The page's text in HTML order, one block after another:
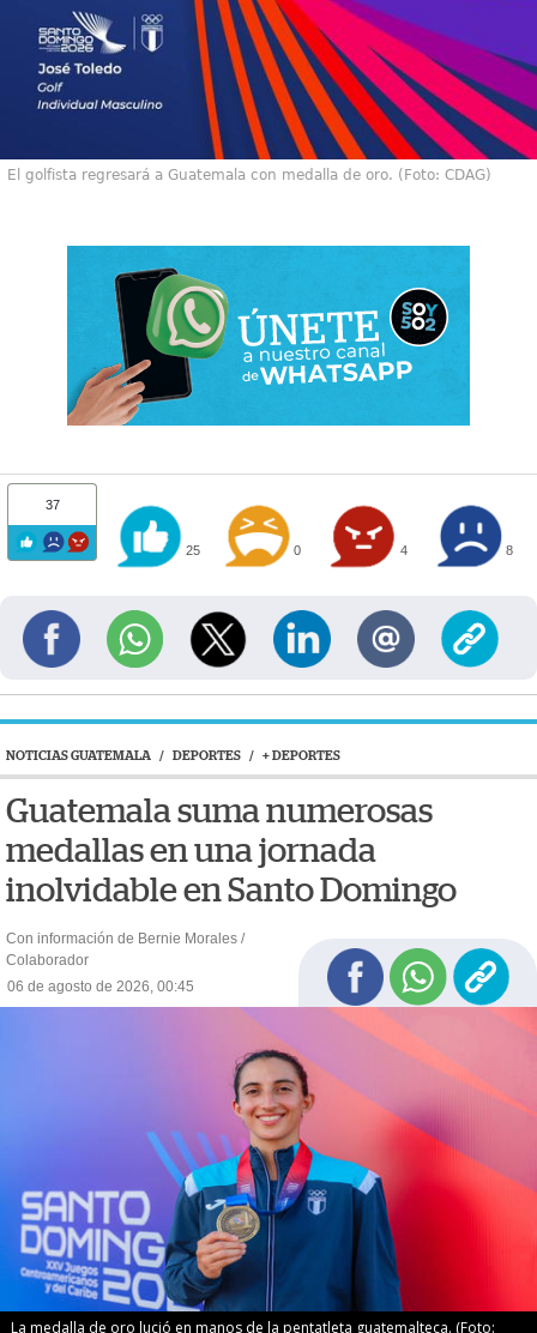
El golfista regresará a Guatemala con medalla de oro. (Foto: CDAG)
37
25 0 4 8
NOTICIAS GUATEMALA / DEPORTES / + DEPORTES
Guatemala suma numerosas
medallas en una jornada
inolvidable en Santo Domingo
Con información de Bernie Morales /
Colaborador
06 de agosto de 2026, 00:45
La medalla de oro lució en manos de la pentatleta guatemalteca. (Foto: